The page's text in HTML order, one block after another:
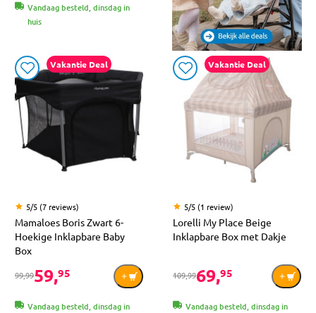
Vandaag besteld, dinsdag in
huis
Vakantie Deal
5/5 (7 reviews)
Mamaloes Boris Zwart 6-
Hoekige Inklapbare Baby
Box
99,9959,95
Vandaag besteld, dinsdag in
Vakantie Deal
5/5 (1 review)
Lorelli My Place Beige
Inklapbare Box met Dakje
109,9969,95
Vandaag besteld, dinsdag in